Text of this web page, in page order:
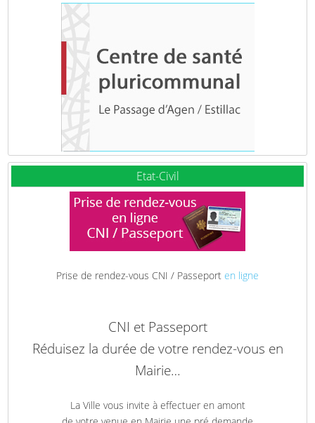
Etat-Civil
Prise de rendez-vous CNI / Passeport en ligne
CNI et Passeport
Réduisez la durée de votre rendez-vous en
Mairie…
La Ville vous invite à effectuer en amont